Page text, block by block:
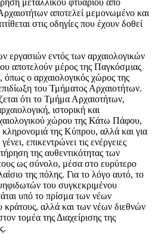
μεταλλικού φτυαριού από
αποτελεί μεμονωμένο και
στις οδηγίες που έχουν δοθεί
εργασιών εντός των αρχαιολογικών
αποτελούν μέρος της Παγκόσμιας
ο αρχαιολογικός χώρος της
του Τμήματος Αρχαιοτήτων.
ότι το Τμήμα Αρχαιοτήτων,
ιστορική και
χώρου της Κάτω Πάφου,
κληρονομιά της Κύπρου, αλλά και για
επικεντρώνει τις ενέργειες
της αυθεντικότητας των
ως σύνολο, μέσα στο ευρύτερο
της πόλης. Για το λόγο αυτό, το
του συγκεκριμένου
υπό το πρίσμα των νέων
κράτους, αλλά και των νέων διεθνών
τομέα της Διαχείρισης της